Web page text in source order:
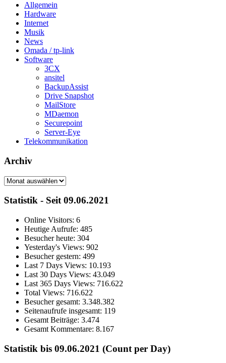
Allgemein
Hardware
Internet
Musik
News
Omada / tp-link
Software
3CX
ansitel
BackupAssist
Drive Snapshot
MailStore
MDaemon
Securepoint
Server-Eye
Telekommunikation
Archiv
Archiv
Statistik - Seit 09.06.2021
Online Visitors: 6
Heutige Aufrufe: 485
Besucher heute: 304
Yesterday's Views: 902
Besucher gestern: 499
Last 7 Days Views: 10.193
Last 30 Days Views: 43.049
Last 365 Days Views: 716.622
Total Views: 716.622
Besucher gesamt: 3.348.382
Seitenaufrufe insgesamt: 119
Gesamt Beiträge: 3.474
Gesamt Kommentare: 8.167
Statistik bis 09.06.2021 (Count per Day)